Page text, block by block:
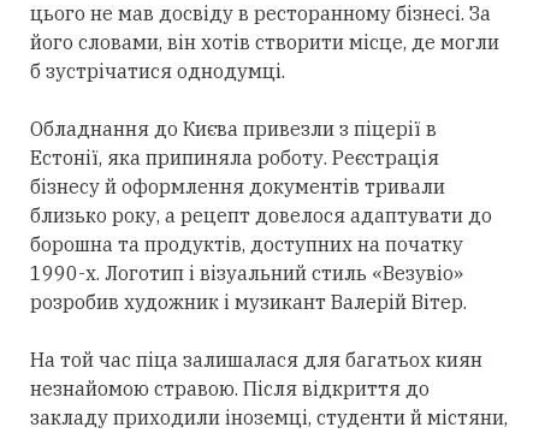
цього не мав досвіду в ресторанному бізнесі. За
його словами, він хотів створити місце, де могли
б зустрічатися однодумці.
Обладнання до Києва привезли з піцерії в
Естонії, яка припиняла роботу. Реєстрація
бізнесу й оформлення документів тривали
близько року, а рецепт довелося адаптувати до
борошна та продуктів, доступних на початку
1990-х. Логотип і візуальний стиль «Везувіо»
розробив художник і музикант Валерій Вітер.
На той час піца залишалася для багатьох киян
незнайомою стравою. Після відкриття до
закладу приходили іноземці, студенти й містяни,